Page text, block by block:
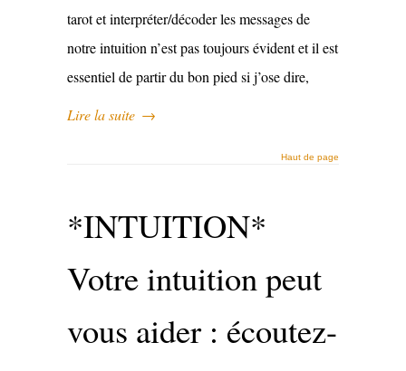
tarot et interpréter/décoder les messages de
notre intuition n’est pas toujours évident et il est
essentiel de partir du bon pied si j’ose dire,
Lire la suite →
Haut de page
*INTUITION*
Votre intuition peut
vous aider : écoutez-